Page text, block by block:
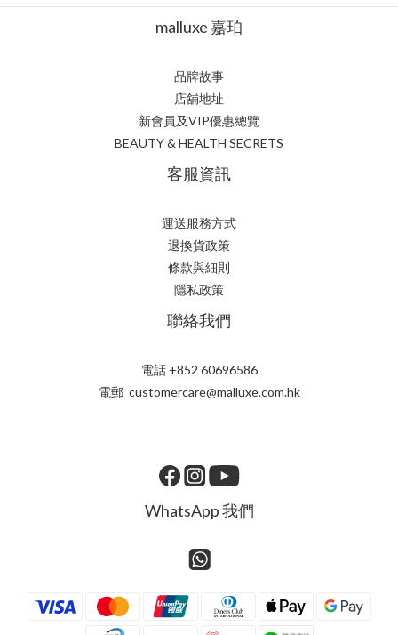
malluxe 嘉珀
品牌故事
店舖地址
新會員及VIP優惠總覽
BEAUTY & HEALTH SECRETS
客服資訊
運送服務方式
退換貨政策
條款與細則
隱私政策
聯絡我們
電話 +852 60696586
電郵 customercare@malluxe.com.hk
WhatsApp 我們